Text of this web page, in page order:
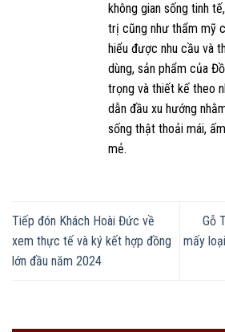
không gian sống tinh
trị cũng như thẩm mỹ
hiểu được nhu cầu và
dùng, sản phẩm của
trọng và thiết kế theo
dẫn đầu xu hướng
sống thật thoải mái,
mẻ.
Tiếp đón Khách Hoài Đức về
xem thực tế và ký kết hợp đồng
lớn đầu năm 2024
Gỗ
mấy